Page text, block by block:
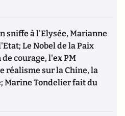
sniffe à l'Elysée, Marianne
Le Nobel de la Paix
courage, l'ex PM
réalisme sur la Chine, la
Marine Tondelier fait du